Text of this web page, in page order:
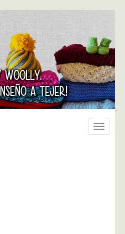
WOOLLY.
A TEJER!
Toggle